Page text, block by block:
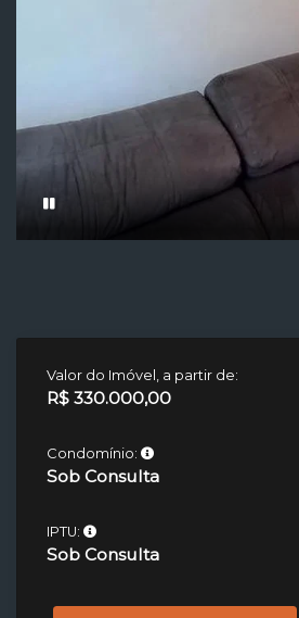
Valor do Imóvel, a partir de:
R$ 330.000,00
Condomínio:
Sob Consulta
IPTU:
Sob Consulta